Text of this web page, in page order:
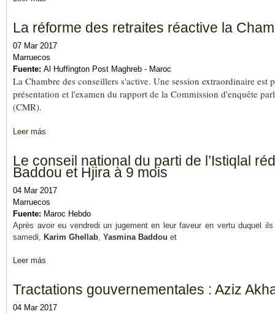
La réforme des retraites réactive la
07 Mar 2017
Marruecos
Fuente: Al Huffington Post Maghreb - Maroc
La Chambre des conseillers s'active. Une session extraordinaire
présentation et l'examen du rapport de la Commission d'enquête
(CMR).
Leer más
Le conseil national du parti de l’Istiqlal
Baddou et Hjira à 9 mois
04 Mar 2017
Marruecos
Fuente: Maroc Hebdo
Après avoir eu vendredi un jugement en leur faveur en vertu duquel
samedi, Karim Ghellab Yasmina Baddou et
Leer más
Tractations gouvernementales : Aziz
04 Mar 2017